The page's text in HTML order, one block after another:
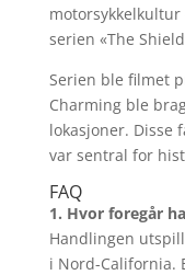
serien «The
Serien ble filmet
Charming ble
lokasjoner. Disse
var sentral for
FAQ
1. Hvor foregår
Handlingen
i Nord-California.